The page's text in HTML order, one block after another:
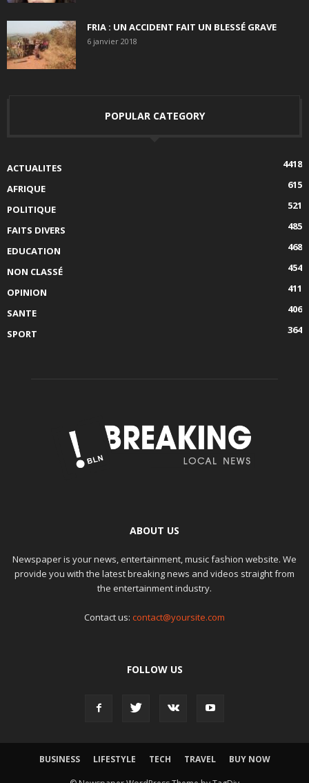
FRIA : UN ACCIDENT FAIT UN BLESSÉ GRAVE
6 janvier 2018
POPULAR CATEGORY
ACTUALITES
4418
AFRIQUE
615
POLITIQUE
521
FAITS DIVERS
485
EDUCATION
468
NON CLASSÉ
454
OPINION
411
SANTE
406
SPORT
364
ABOUT US
Newspaper is your news, entertainment, music fashion website. We
provide you with the latest breaking news and videos straight from
the entertainment industry.
Contact us: contact@yoursite.com
FOLLOW US
BUSINESS LIFESTYLE TECH TRAVEL BUY NOW